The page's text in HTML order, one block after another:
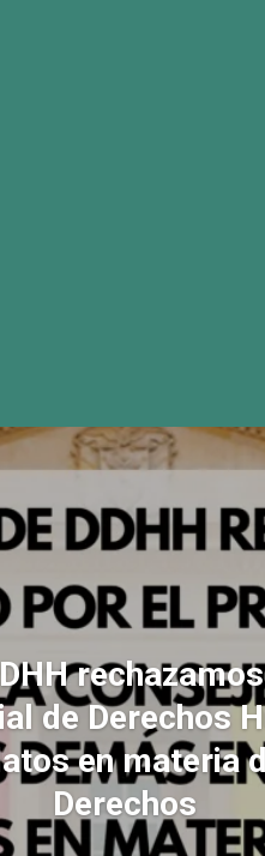
de Derechos
en materia
Derechos